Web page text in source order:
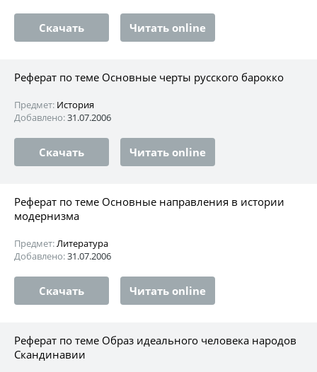
Скачать Читать online
Реферат по теме Основные черты русского барокко
Предмет: История
Добавлено:31.07.2006
Скачать Читать online
Реферат по теме Основные направления в истории
модернизма
Предмет:Литература
Добавлено:31.07.2006
Скачать Читать online
Реферат по теме Образ идеального человека народов
Скандинавии